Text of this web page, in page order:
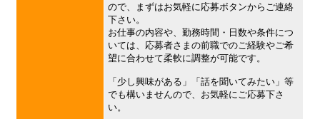
ので、まずはお気軽に応募ボタンからご連絡
下さい。
お仕事の内容や、勤務時間・日数や条件につ
いては、応募者さまの前職でのご経験やご希
望に合わせて柔軟に調整が可能です。
「少し興味がある」「話を聞いてみたい」等
でも構いませんので、お気軽にご応募下さ
い。